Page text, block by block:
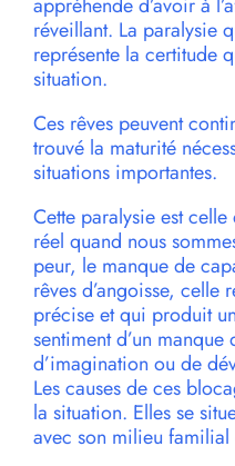
appréhende d’avoir à
réveillant. La paralysie
représente la certitude
situation.
Ces rêves peuvent
trouvé la maturité
situations importantes.
Cette paralysie est
réel quand nous
peur, le manque de
rêves d’angoisse, celle
précise et qui produit
sentiment d’un
d’imagination ou de
Les causes de ces
la situation. Elles se
avec son milieu